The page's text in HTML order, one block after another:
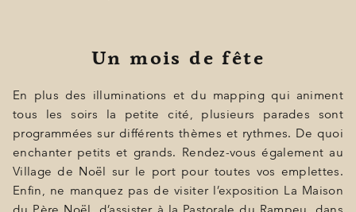
Un mois de fête
En plus des illuminations et du mapping qui animent
tous les soirs la petite cité, plusieurs parades sont
programmées sur différents thèmes et rythmes. De quoi
enchanter petits et grands. Rendez-vous également au
Village de Noël sur le port pour toutes vos emplettes.
Enfin, ne manquez pas de visiter l’exposition La Maison